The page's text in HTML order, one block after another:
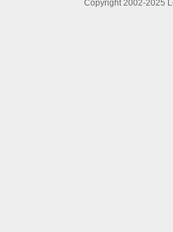
Copyright 2002-2025